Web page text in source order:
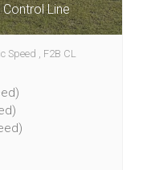
Line
Speed
, F2B CL